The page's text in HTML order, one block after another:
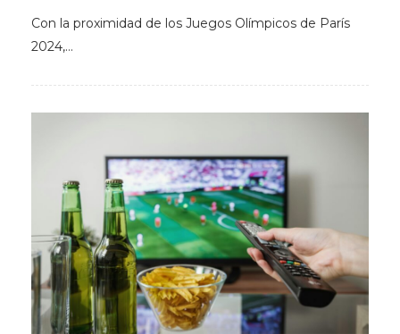
Con la proximidad de los Juegos Olímpicos de París
2024,…